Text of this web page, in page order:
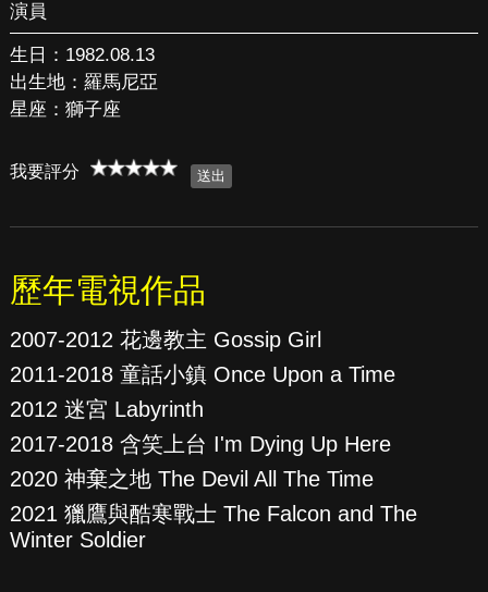
演員
生日：1982.08.13
出生地：羅馬尼亞
星座：獅子座
我要評分
歷年電視作品
2007-2012 花邊教主 Gossip Girl
2011-2018 童話小鎮 Once Upon a Time
2012 迷宮 Labyrinth
2017-2018 含笑上台 I'm Dying Up Here
2020 神棄之地 The Devil All The Time
2021 獵鷹與酷寒戰士 The Falcon and The
Winter Soldier